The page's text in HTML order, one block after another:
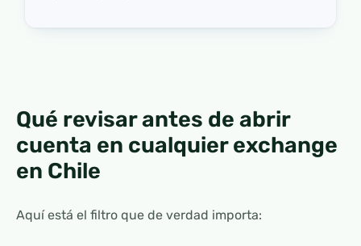
Qué revisar antes de abrir
cuenta en cualquier exchange
en Chile
Aquí está el filtro que de verdad importa: